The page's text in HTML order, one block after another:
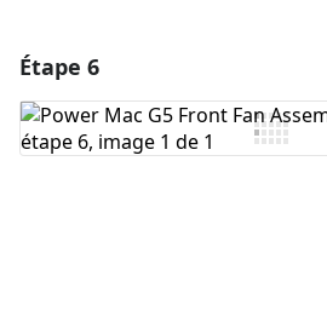
Ajouter un commentaire
Étape 6